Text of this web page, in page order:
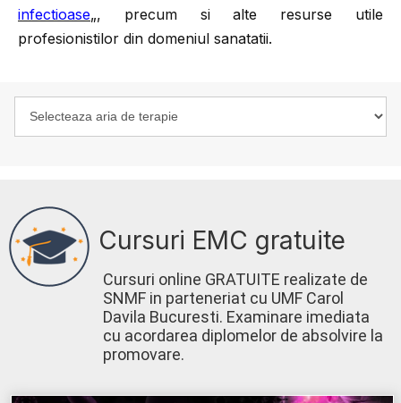
infectioase„, precum si alte resurse utile
profesionistilor din domeniul sanatatii.
Cursuri EMC gratuite
Cursuri online GRATUITE realizate de
SNMF in parteneriat cu UMF Carol
Davila Bucuresti. Examinare imediata
cu acordarea diplomelor de absolvire la
promovare.